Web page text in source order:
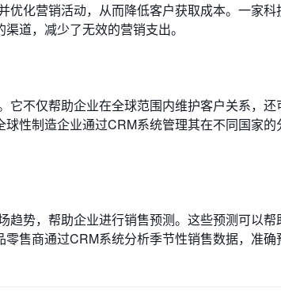
化营销活动，从而降低客户获取成本。一家
道，减少了无效的营销支出。
不仅帮助企业在全球范围内维护客户关系，还
性制造企业通过CRM系统管理其在不同国家
势，帮助企业进行销售预测。这些预测可以帮
售商通过CRM系统分析季节性销售数据，准